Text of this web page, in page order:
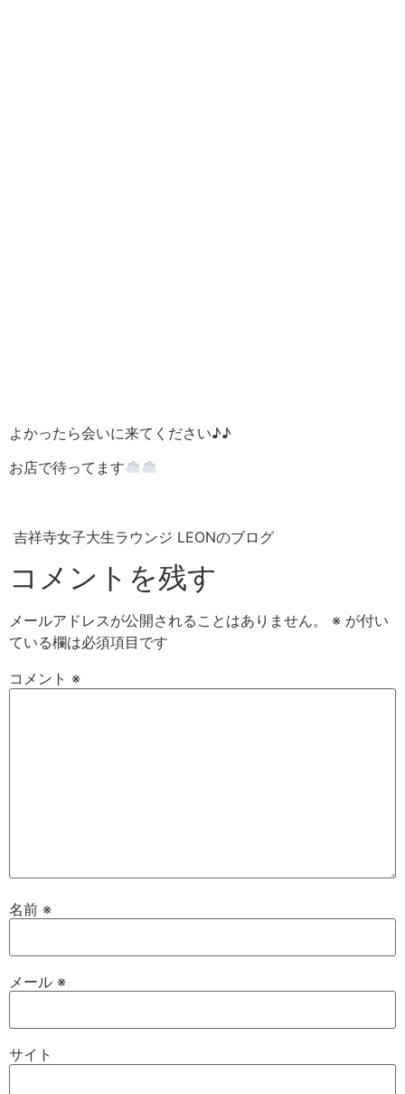
よかったら会いに来てください♪♪
お店で待ってます
吉祥寺女子大生ラウンジ LEONのブログ
コメントを残す
メールアドレスが公開されることはありません。 ※ が付い
ている欄は必須項目です
コメント ※
名前 ※
メール ※
サイト